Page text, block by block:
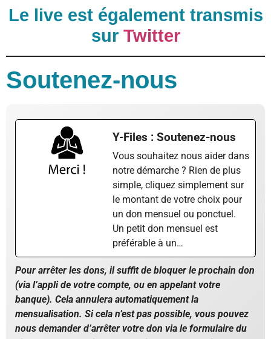
Le live est également transmis
sur Twitter
Soutenez-nous
Y-Files : Soutenez-nous
Vous souhaitez nous aider dans
notre démarche ? Rien de plus
simple, cliquez simplement sur
le montant de votre choix pour
un don mensuel ou ponctuel.
Un petit don mensuel est
préférable à un…
Pour arrêter les dons, il suffit de bloquer le prochain don
(via l’appli de votre compte, ou en appelant votre
banque). Cela annulera automatiquement la
mensualisation. Si cela n’est pas possible, vous pouvez
nous demander d’arrêter votre don via le formulaire du